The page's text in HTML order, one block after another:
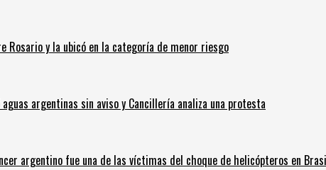
Rosario y la ubicó en la categoría de menor riesgo
argentinas sin aviso y Cancillería analiza una protesta
argentino fue una de las víctimas del choque de helicópteros en